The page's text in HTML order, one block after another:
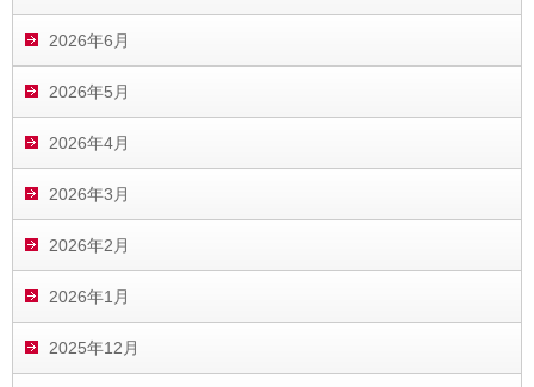
2026年6月
2026年5月
2026年4月
2026年3月
2026年2月
2026年1月
2025年12月